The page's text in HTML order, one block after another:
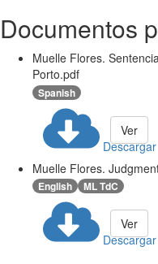
Documentos
Muelle Flores.
Porto.pdf
Spanish
Descargar
Ver
Muelle Flores.
English ML TdC
Descargar
Ver